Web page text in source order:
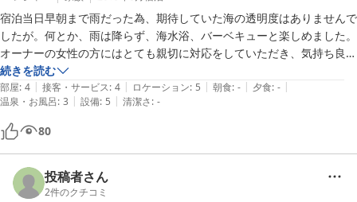
宿泊当日早朝まで雨だった為、期待していた海の透明度はありませんで
したが。何とか、雨は降らず、海水浴、バーベキューと楽しめました。
オーナーの女性の方にはとても親切に対応をしていただき、気持ち良く
過ごせました。来年は是非、絶好のお天気の時にお邪魔したいです！
個人的には、BコテージかSコテージがオススメです！
続きを読む
部屋: 4 | 接客・サービス: 4 | ロケーション: 5 | 朝食: - | 夕食: - |
温泉・お風呂: 3 | 設備: 5 | 清潔さ: -
80
投稿者さん
2件のクチコミ